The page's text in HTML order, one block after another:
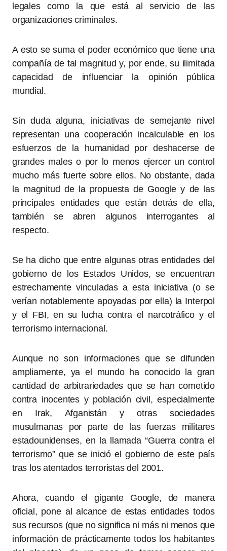
legales como la que está al servicio de las
organizaciones criminales.
A esto se suma el poder económico que tiene una
compañía de tal magnitud y, por ende, su ilimitada
capacidad de influenciar la opinión pública
mundial.
Sin duda alguna, iniciativas de semejante nivel
representan una cooperación incalculable en los
esfuerzos de la humanidad por deshacerse de
grandes males o por lo menos ejercer un control
mucho más fuerte sobre ellos. No obstante, dada
la magnitud de la propuesta de Google y de las
principales entidades que están detrás de ella,
también se abren algunos interrogantes al
respecto.
Se ha dicho que entre algunas otras entidades del
gobierno de los Estados Unidos, se encuentran
estrechamente vinculadas a esta iniciativa (o se
verían notablemente apoyadas por ella) la Interpol
y el FBI, en su lucha contra el narcotráfico y el
terrorismo internacional.
Aunque no son informaciones que se difunden
ampliamente, ya el mundo ha conocido la gran
cantidad de arbitrariedades que se han cometido
contra inocentes y población civil, especialmente
en Irak, Afganistán y otras sociedades
musulmanas por parte de las fuerzas militares
estadounidenses, en la llamada “Guerra contra el
terrorismo” que se inició el gobierno de este país
tras los atentados terroristas del 2001.
Ahora, cuando el gigante Google, de manera
oficial, pone al alcance de estas entidades todos
sus recursos (que no significa ni más ni menos que
información de prácticamente todos los habitantes